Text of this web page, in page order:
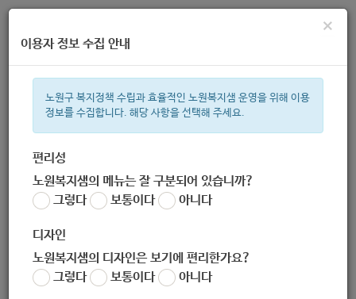
주간 인기검색어
한눈으로 보는 복지 정보
×
이용자 정보 수집 안내
노원구 복지정책 수립과 효율적인 노원복지샘 운영을 위해 이용
정보를 수집합니다. 해당 사항을 선택해 주세요.
편리성
노원복지샘의 메뉴는 잘 구분되어 있습니까?
그렇다
보통이다 아니다
디자인
노원복지샘의 디자인은 보기에 편리한가요?
그렇다
보통이다 아니다
[근로복지공단] 생활안정자금 1백만원 지원 ( -9/29)